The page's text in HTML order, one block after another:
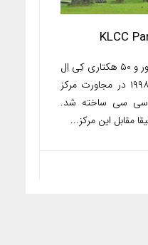
توریست مالزی – پارک مشهور و ۵۰ هکتاری کِی اِل
سی سی (KLCC) در سال ۱۹۹۸ در مجاورت مرکز
سی سی ساخته شد.
مقابل این مرکز...